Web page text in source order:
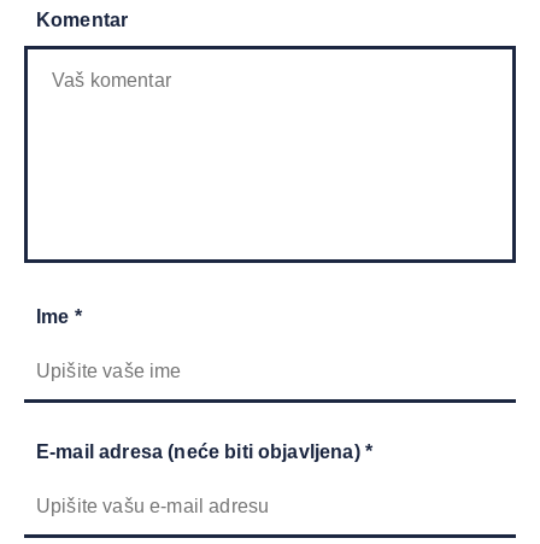
Komentar
Ime *
E-mail adresa (neće biti objavljena) *